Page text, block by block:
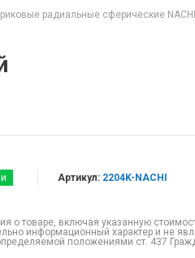
радиальные сферические NACHI
Артикул: 2204K-NACHI
о товаре, включая указанную
информационный характер и не
положениями ст. 437